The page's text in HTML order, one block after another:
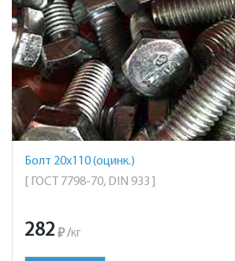
Болт 20х110 (оцинк.)
[ ГОСТ 7798-70, DIN 933 ]
282 ₽ /кг